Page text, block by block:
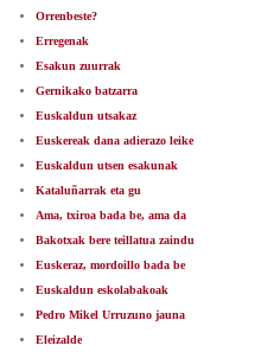
Orrenbeste?
Erregenak
Esakun zuurrak
Gernikako batzarra
Euskaldun utsakaz
Euskereak dana adierazo leike
Euskaldun utsen esakunak
Kataluñarrak eta gu
Ama, txiroa bada be, ama da
Bakotxak bere teillatua zaindu
Euskeraz, mordoillo bada be
Euskaldun eskolabakoak
Pedro Mikel Urruzuno jauna
Eleizalde